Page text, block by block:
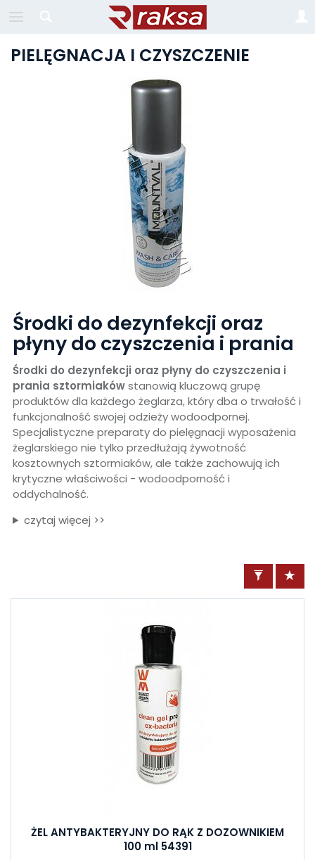
PIELĘGNACJA I CZYSZCZENIE
Środki do dezynfekcji oraz
płyny do czyszczenia i prania
Środki do dezynfekcji oraz płyny do czyszczenia i
prania sztormiakówstanowią kluczową grupę
produktów dla każdego żeglarza, który dba o trwałość i
funkcjonalność swojej odzieży wodoodpornej.
Specjalistyczne preparaty do pielęgnacji wyposażenia
żeglarskiego nie tylko przedłużają żywotność
kosztownych sztormiaków, ale także zachowują ich
krytyczne właściwości - wodoodporność i
oddychalność.
czytaj więcej >>
ŻEL ANTYBAKTERYJNY DO RĄK Z DOZOWNIKIEM
100 ml 54391